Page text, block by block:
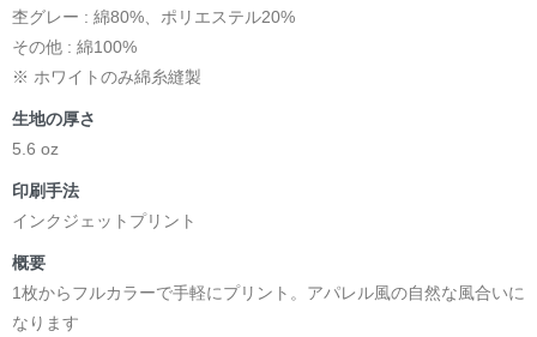
杢グレー : 綿80%、ポリエステル20%
その他 : 綿100%
※ ホワイトのみ綿糸縫製
生地の厚さ
5.6 oz
印刷手法
インクジェットプリント
概要
1枚からフルカラーで手軽にプリント。アパレル風の自然な風合いに
なります